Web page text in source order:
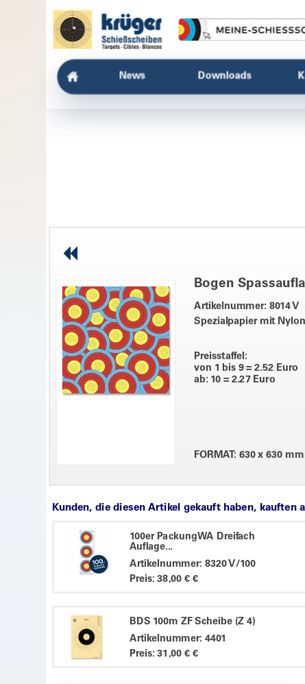
News Downloads
Bogen
Artikelnummer: 8014 V
Spezialpapier mit
Preisstaffel:
von 1 bis 9 = 2.52 Euro
ab: 10 = 2.27 Euro
FORMAT: 630 x 630 mm
Kunden, die diesen Artikel gekauft haben, kauften
100er PackungWA Dreifach
Auflage...
Artikelnummer: 8320 V/100
Preis: 38,00 € €
BDS 100m ZF Scheibe (Z 4)
Artikelnummer: 4401
Preis: 31,00 € €